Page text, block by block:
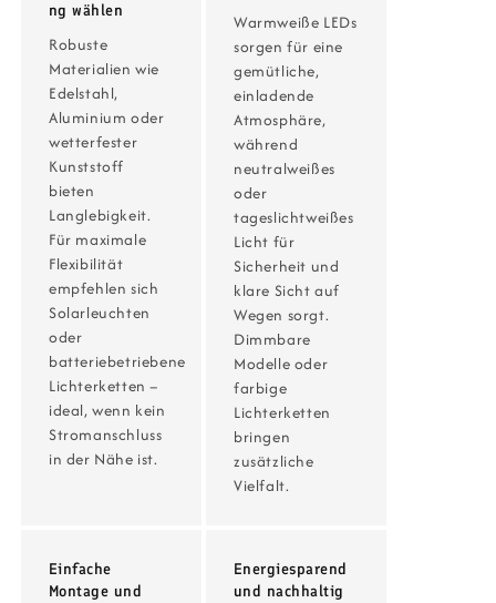
ng wählen
Robuste
Materialien wie
Edelstahl,
Aluminium oder
wetterfester
Kunststoff
bieten
Langlebigkeit.
Für maximale
Flexibilität
empfehlen sich
Solarleuchten
oder
batteriebetriebene
Lichterketten –
ideal, wenn kein
Stromanschluss
in der Nähe ist.
Warmweiße LEDs
sorgen für eine
gemütliche,
einladende
Atmosphäre,
während
neutralweißes
oder
tageslichtweißes
Licht für
Sicherheit und
klare Sicht auf
Wegen sorgt.
Dimmbare
Modelle oder
farbige
Lichterketten
bringen
zusätzliche
Vielfalt.
Einfache
Montage und
Energiesparend
und nachhaltig